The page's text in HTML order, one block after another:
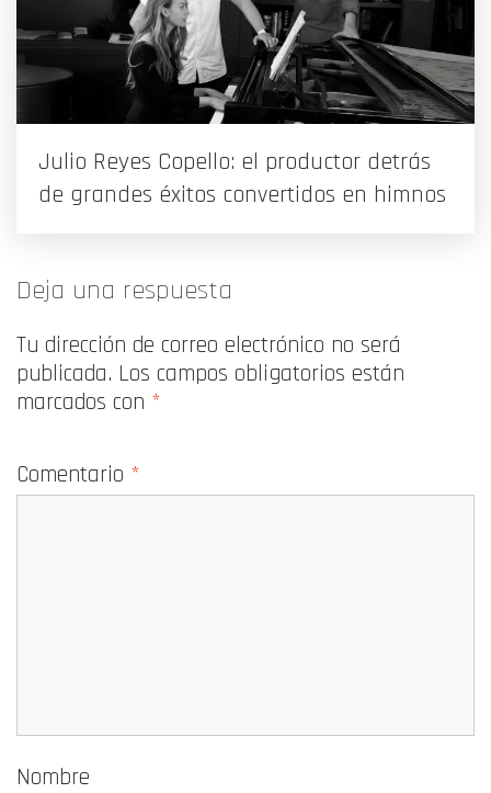
Julio Reyes Copello: el productor detrás
de grandes éxitos convertidos en himnos
Deja una respuesta
Tu dirección de correo electrónico no será
publicada. Los campos obligatorios están
marcados con *
Comentario *
Nombre